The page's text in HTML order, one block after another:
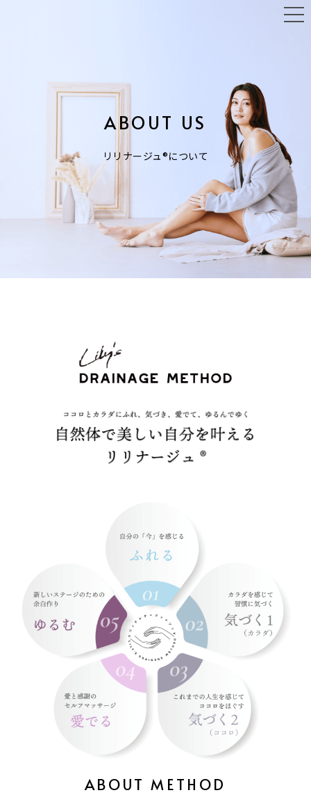
ABOUT US
リリナージュ®︎について
ABOUT METHOD